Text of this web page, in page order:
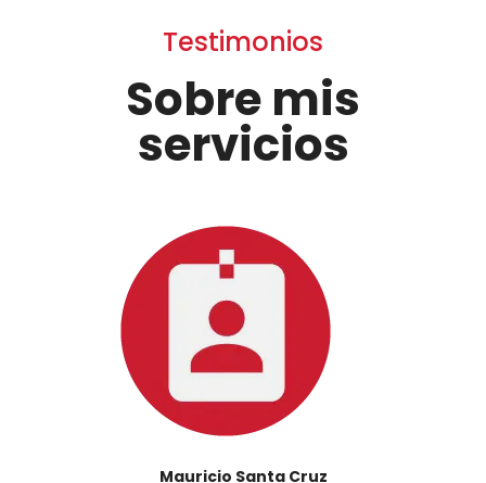
Testimonios
Sobre mis
servicios
Mauricio Santa Cruz